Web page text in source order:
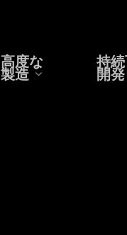
高度な
製造
持
開発